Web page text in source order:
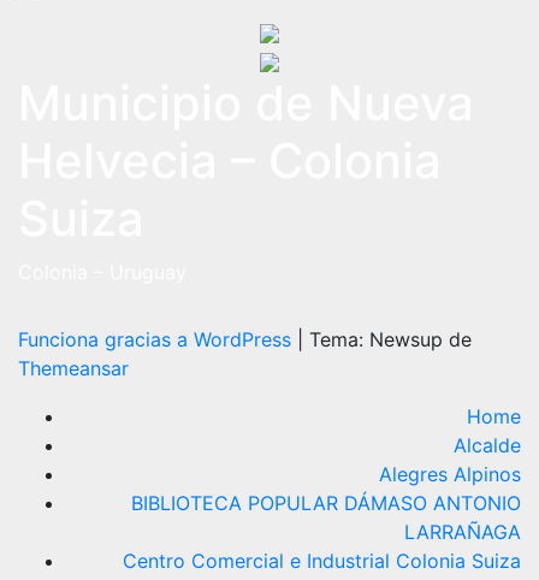
Funciona gracias a WordPress
Tema: Newsup de
Themeansar
Home
Alcalde
Alegres Alpinos
BIBLIOTECA POPULAR DÁMASO ANTONIO
LARRAÑAGA
Centro Comercial e Industrial Colonia Suiza